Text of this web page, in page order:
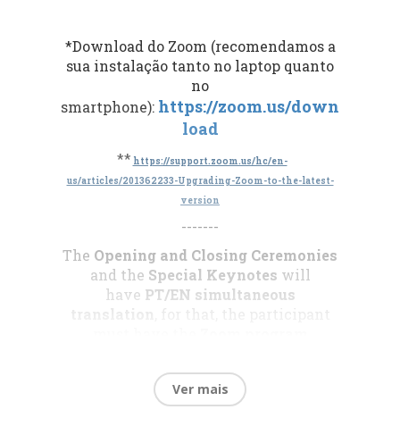
Cateretê
Composição(Composition):Daniel
SIPAT 2021
*Download do Zoom (recomendamos a
sua instalação tanto no laptop quanto
no
smartphone): https://zoom.us/down
load
** https://support.zoom.us/hc/en-
us/articles/201362233-Upgrading-Zoom-to-the-latest-
version
-------
The Opening and Closing Ceremonies
and the Special Keynotes will
have PT/EN simultaneous
translation
, for that, the participant
with the latest version (to
have the audio channels of the two
languages).
Ver mais